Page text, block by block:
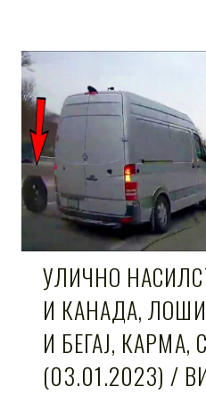
УЛИЧНО
И КАНАДА,
И БЕГАЈ, КАРМА,
(03.01.2023) /